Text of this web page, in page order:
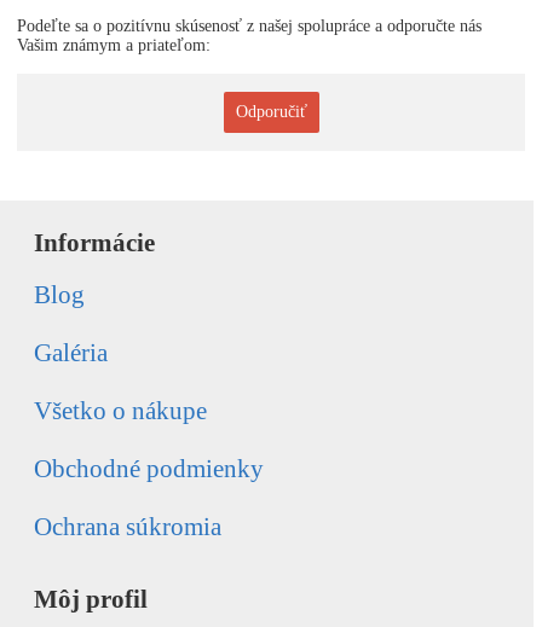
Podeľte sa o pozitívnu skúsenosť z našej spolupráce a odporučte nás
Vašim známym a priateľom:
Odporučiť
Informácie
Blog
Galéria
Všetko o nákupe
Obchodné podmienky
Ochrana súkromia
Môj profil